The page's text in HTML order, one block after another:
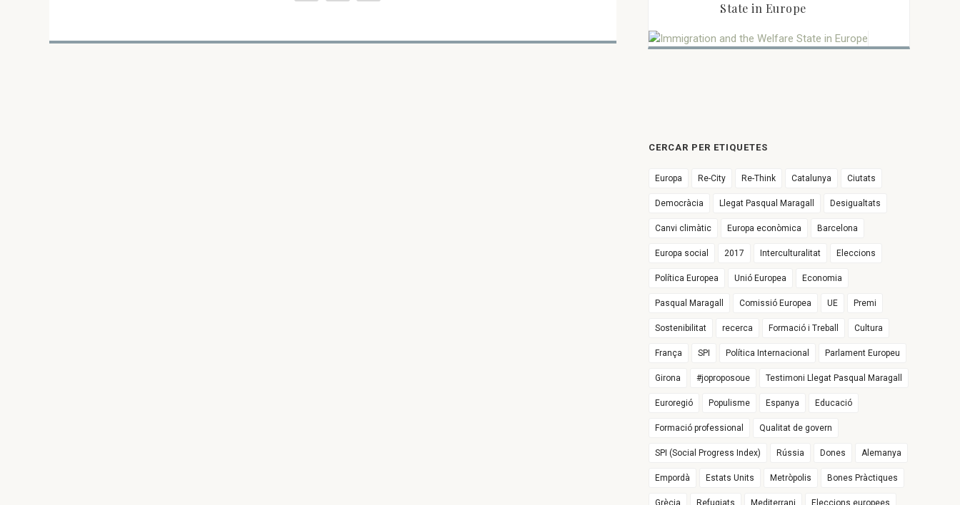
State in Europe
CERCAR PER ETIQUETES
Europa Re-City Re-Think Catalunya Ciutats
Democràcia Llegat Pasqual Maragall Desigualtats
Canvi climàtic Europa econòmica Barcelona
Europa social 2017 Interculturalitat Eleccions
Política Europea Unió Europea Economia
Pasqual Maragall Comissió Europea UE Premi
Sostenibilitat recerca Formació i Treball Cultura
França SPI Política Internacional Parlament Europeu
Girona #joproposoue Testimoni Llegat Pasqual Maragall
Euroregió Populisme Espanya Educació
Formació professional Qualitat de govern
SPI (Social Progress Index) Rússia Dones Alemanya
Empordà Estats Units Metròpolis Bones Pràctiques
Grècia Refugiats Mediterrani Eleccions europees